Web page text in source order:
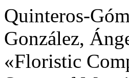
Quinteros-
González,
«Floristic